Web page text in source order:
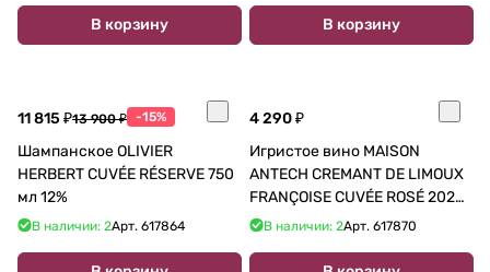
В корзину В корзину
11 815 ₽13 900 ₽ -15%
Шампанское OLIVIER
HERBERT CUVÉE RÉSERVE 750
мл 12%
В наличии: 2Арт. 617864
4 290 ₽
Игристое вино MAISON
ANTECH CREMANT DE LIMOUX
FRANÇOISE CUVÉE ROSÉ 2020
750 мл 12%
В наличии: 2Арт. 617870